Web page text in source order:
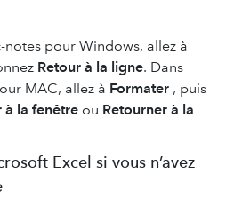
notes pour Windows, allez à
Retour à la ligne. Dans
MAC, allez à Formater , puis
à la fenêtre ou Retourner à la
Excel si vous n’avez